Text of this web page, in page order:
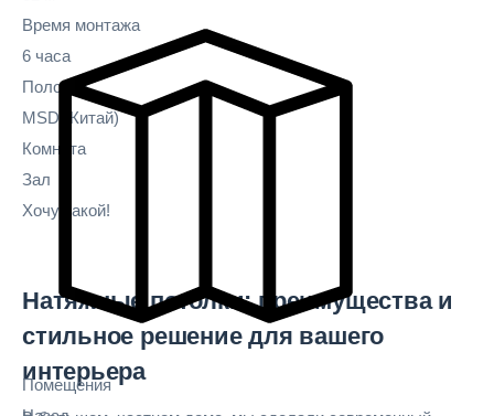
Помещения
Время монтажа
6 часа
Полотно
MSD
(Китай)
Комната
Зал
Хочу такой!
Натяжные потолки: преимущества и
стильное решение для вашего
интерьера